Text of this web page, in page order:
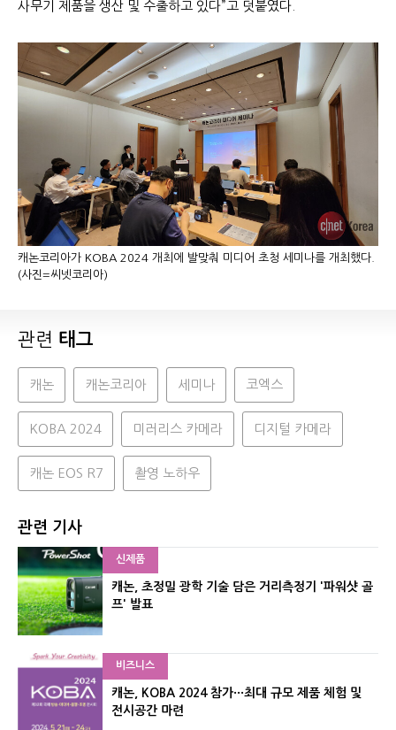
사무기 제품을 생산 및 수출하고 있다”고 덧붙였다.
캐논코리아가 KOBA 2024 개최에 발맞춰 미디어 초청 세미나를 개최했다.
(사진=씨넷코리아)
관련 태그
캐논 캐논코리아 세미나 코엑스
KOBA 2024 미러리스 카메라 디지털 카메라
캐논 EOS R7 촬영 노하우
관련 기사
신제품
캐논, 초정밀 광학 기술 담은 거리측정기 '파워샷 골
프' 발표
비즈니스
캐논, KOBA 2024 참가···최대 규모 제품 체험 및
전시공간 마련